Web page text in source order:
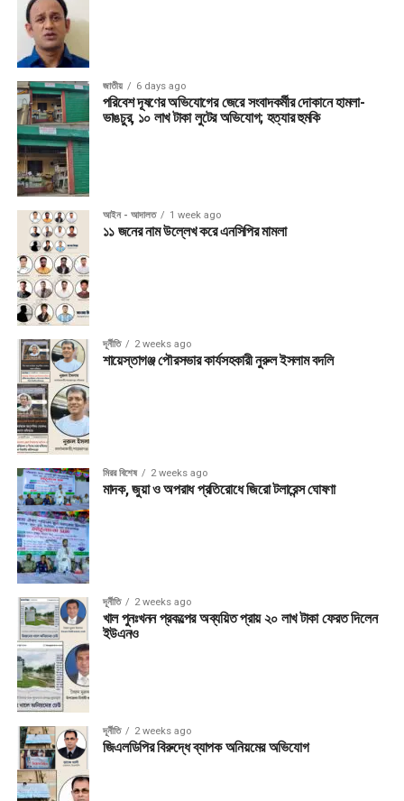
জাতীয় 6 days ago
পরিবেশ দূষণের অভিযোগের জেরে সংবাদকর্মীর দোকানে হামলা-
ভাঙচুর, ১০ লাখ টাকা লুটের অভিযোগ; হত্যার হুমকি
আইন - আদালত 1 week ago
১১ জনের নাম উল্লেখ করে এনসিপির মামলা
দূর্নীতি 2 weeks ago
শায়েস্তাগঞ্জ পৌরসভার কার্যসহকারী নুরুল ইসলাম বদলি
মিরর বিশেষ 2 weeks ago
মাদক, জুয়া ও অপরাধ প্রতিরোধে জিরো টলারেন্স ঘোষণা
দূর্নীতি 2 weeks ago
খাল পুনঃখনন প্রকল্পের অব্যয়িত প্রায় ২০ লাখ টাকা ফেরত দিলেন
ইউএনও
দূর্নীতি 2 weeks ago
জিএলডিপির বিরুদ্ধে ব্যাপক অনিয়মের অভিযোগ